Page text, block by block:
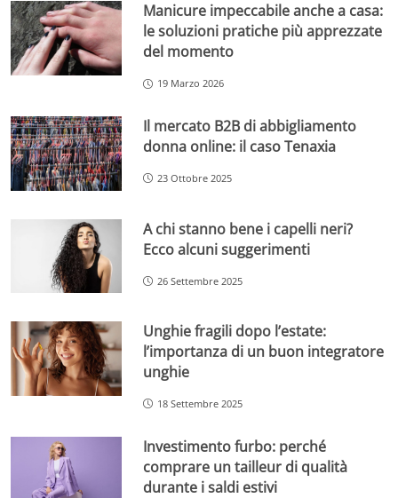
Manicure impeccabile anche a casa:
le soluzioni pratiche più apprezzate
del momento
19 Marzo 2026
Il mercato B2B di abbigliamento
donna online: il caso Tenaxia
23 Ottobre 2025
A chi stanno bene i capelli neri?
Ecco alcuni suggerimenti
26 Settembre 2025
Unghie fragili dopo l’estate:
l’importanza di un buon integratore
unghie
18 Settembre 2025
Investimento furbo: perché
comprare un tailleur di qualità
durante i saldi estivi